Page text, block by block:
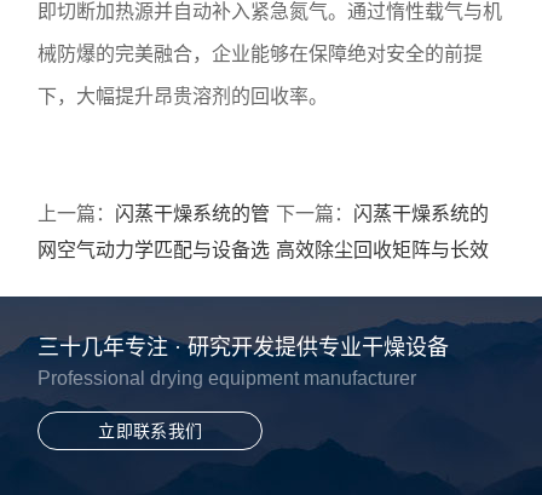
即切断加热源并自动补入紧急氮气。通过惰性载气与机
械防爆的完美融合，企业能够在保障绝对安全的前提
下，大幅提升昂贵溶剂的回收率。
上一篇： 闪蒸干燥系统的管
网空气动力学匹配与设备选
下一篇： 闪蒸干燥系统的
高效除尘回收矩阵与长效
三十几年专注 · 研究开发提供专业干燥设备
Professional drying equipment manufacturer
立即联系我们